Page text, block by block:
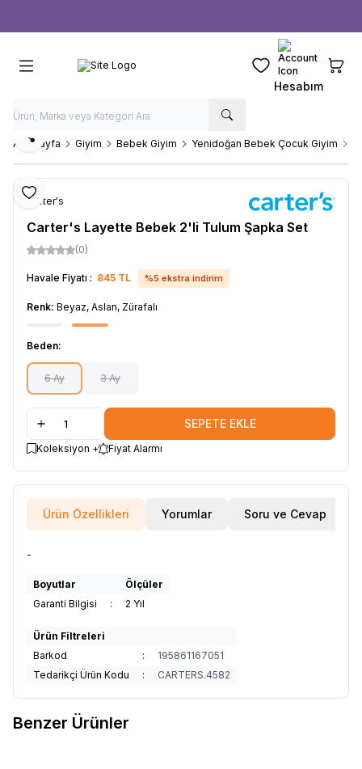
Favorilerim
Hesabım
Ana Sayfa Giyim Bebek Giyim Yenidoğan Bebek Çocuk Giyim
Favoriye Ekle
Paylaş
Carter's
Carter's Layette Bebek 2'li Tulum Şapka Set
(0)
Havale Fiyatı : 845 TL %5 ekstra indirim
Renk: Beyaz, Aslan, Zürafalı
Beden:
6 Ay 3 Ay
SEPETE EKLE
Koleksiyon + Fiyat Alarmı
Ürün Özellikleri Yorumlar Soru ve Cevap
-
Boyutlar
Ölçüler
Garanti Bilgisi
: 2 Yıl
Ürün Filtreleri
Barkod
:
195861167051
Tedarikçi Ürün Kodu
: CARTERS.4582
Benzer Ürünler